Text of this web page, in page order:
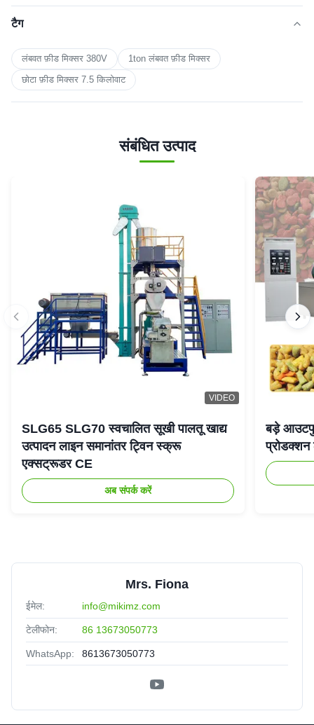
टैग
लंबवत फ़ीड मिक्सर 380V
1ton लंबवत फ़ीड मिक्सर
छोटा फ़ीड मिक्सर 7.5 किलोवाट
संबंधित उत्पाद
VIDEO
SLG65 SLG70 स्वचालित सूखी पालतू खाद्य
उत्पादन लाइन समानांतर ट्विन स्क्रू
एक्सट्रूडर CE
अब संपर्क करें
बड़े
Mrs. Fiona
ईमेल: info@mikimz.com
टेलीफोन: 86 13673050773
WhatsApp: 8613673050773